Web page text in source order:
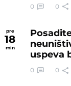
0 0
pre
18
min
uspeva
0 0